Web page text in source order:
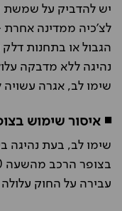
יש להדביק על שמשת
לצ'כיה ממדינה
הגבול או בתחנות
נהיגה ללא מדבקה
שימו לב, אגרה
◾ איסור שימוש
שימו לב, בעת נהיגה
עבירה על החוק עלולה